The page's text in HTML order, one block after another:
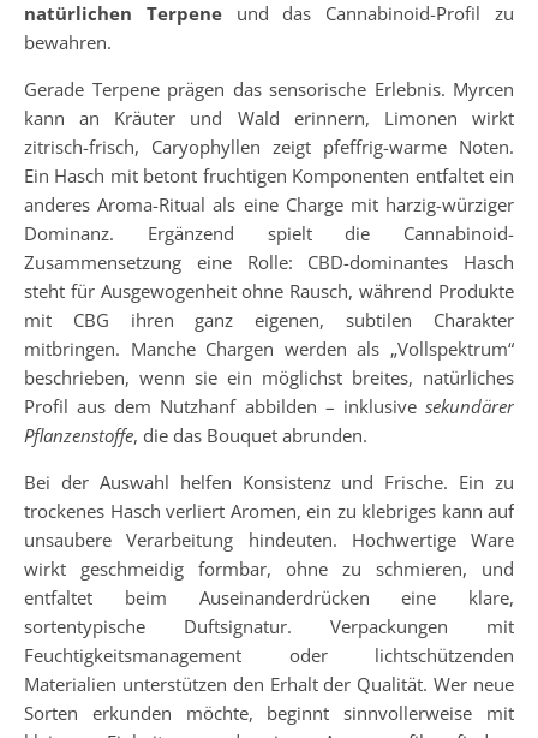
natürlichen Terpeneund das Cannabinoid-Profil zu
bewahren.
Gerade Terpene prägen das sensorische Erlebnis. Myrcen
kann an Kräuter und Wald erinnern, Limonen wirkt
zitrisch-frisch, Caryophyllen zeigt pfeffrig-warme Noten.
Ein Hasch mit betont fruchtigen Komponenten entfaltet ein
anderes Aroma-Ritual als eine Charge mit harzig-würziger
Dominanz. Ergänzend spielt die Cannabinoid-
Zusammensetzung eine Rolle: CBD-dominantes Hasch
steht für Ausgewogenheit ohne Rausch, während Produkte
mit CBG ihren ganz eigenen, subtilen Charakter
mitbringen. Manche Chargen werden als „Vollspektrum“
beschrieben, wenn sie ein möglichst breites, natürliches
Profil aus dem Nutzhanf abbilden – inklusive sekundärer
Pflanzenstoffe, die das Bouquet abrunden.
Bei der Auswahl helfen Konsistenz und Frische. Ein zu
trockenes Hasch verliert Aromen, ein zu klebriges kann auf
unsaubere Verarbeitung hindeuten. Hochwertige Ware
wirkt geschmeidig formbar, ohne zu schmieren, und
entfaltet beim Auseinanderdrücken eine klare,
sortentypische Duftsignatur. Verpackungen mit
Feuchtigkeitsmanagement oder lichtschützenden
Materialien unterstützen den Erhalt der Qualität. Wer neue
Sorten erkunden möchte, beginnt sinnvollerweise mit